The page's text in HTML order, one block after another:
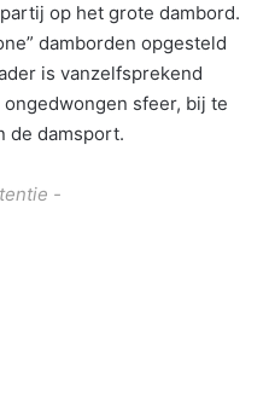
op het grote dambord.
damborden opgesteld
is vanzelfsprekend
sfeer, bij te
de damsport.
-